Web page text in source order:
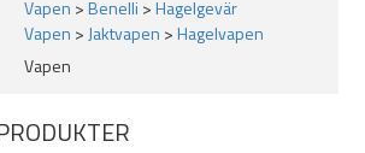
Vapen >Benelli >Hagelgevär
Vapen >Jaktvapen >Hagelvapen
Vapen